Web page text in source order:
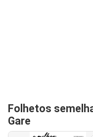
Folhetos
Gare